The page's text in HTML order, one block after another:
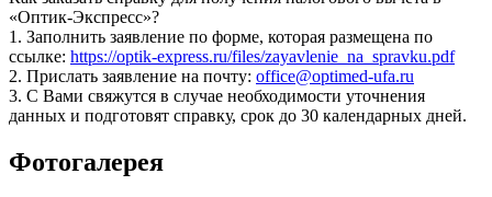
«Оптик-Экспресс»?
1. Заполнить заявление по форме, которая размещена по
ссылке: https://optik-express.ru/files/zayavlenie_na_spravku.pdf
2. Прислать заявление на почту: office@optimed-ufa.ru
3. С Вами свяжутся в случае необходимости уточнения
данных и подготовят справку, срок до 30 календарных дней.
Фотогалерея